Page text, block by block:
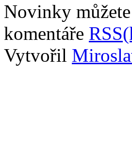
Novinky
komentáře
Vytvořil